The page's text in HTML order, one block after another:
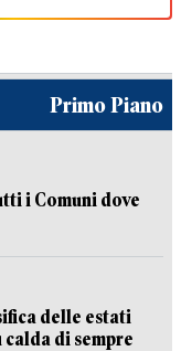
Primo Piano
i Comuni dove
delle estati
di sempre